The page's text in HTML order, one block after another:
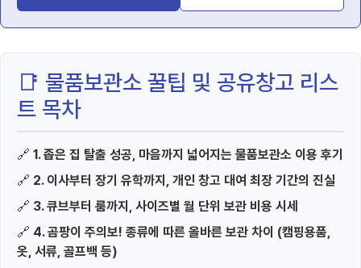
📑 물품보관소 꿀팁 및 공유창고 리스
트 목차
🔗 1. 좁은 집 탈출 성공, 마음까지 넓어지는 물품보관소 이용 후기
🔗 2. 이사부터 장기 유학까지, 개인 창고 대여 최장 기간의 진실
🔗 3. 큐브부터 룸까지, 사이즈별 월 단위 보관 비용 시세
🔗 4. 곰팡이 주의보! 종류에 따른 올바른 보관 차이 (캠핑용품,
옷, 서류, 골프백 등)